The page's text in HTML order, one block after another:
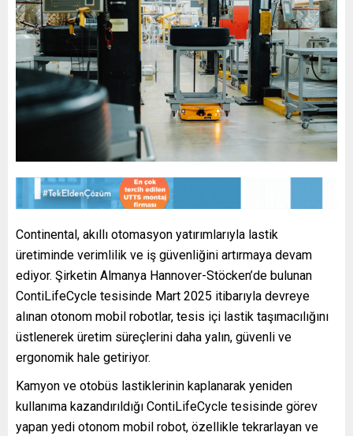
Continental, akıllı otomasyon yatırımlarıyla lastik
üretiminde verimlilik ve iş güvenliğini artırmaya devam
ediyor. Şirketin Almanya Hannover-Stöcken’de bulunan
ContiLifeCycle tesisinde Mart 2025 itibarıyla devreye
alınan otonom mobil robotlar, tesis içi lastik taşımacılığını
üstlenerek üretim süreçlerini daha yalın, güvenli ve
ergonomik hale getiriyor.
Kamyon ve otobüs lastiklerinin kaplanarak yeniden
kullanıma kazandırıldığı ContiLifeCycle tesisinde görev
yapan yedi otonom mobil robot, özellikle tekrarlayan ve